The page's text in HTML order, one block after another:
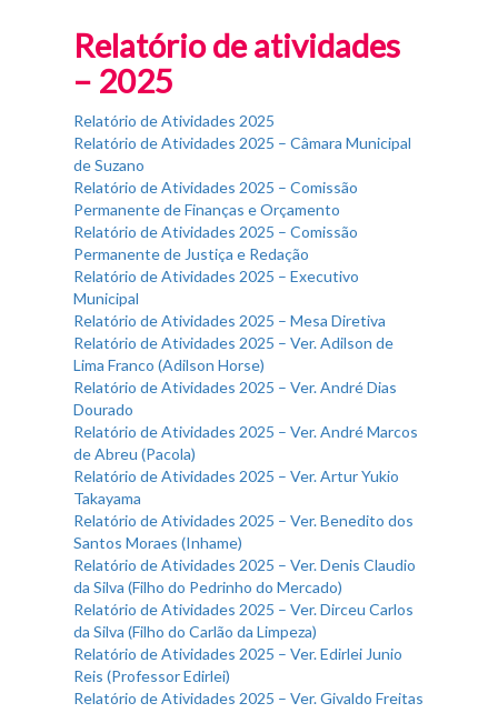
Relatório de atividades
– 2025
Relatório de Atividades 2025
Relatório de Atividades 2025 – Câmara Municipal
de Suzano
Relatório de Atividades 2025 – Comissão
Permanente de Finanças e Orçamento
Relatório de Atividades 2025 – Comissão
Permanente de Justiça e Redação
Relatório de Atividades 2025 – Executivo
Municipal
Relatório de Atividades 2025 – Mesa Diretiva
Relatório de Atividades 2025 – Ver. Adilson de
Lima Franco (Adilson Horse)
Relatório de Atividades 2025 – Ver. André Dias
Dourado
Relatório de Atividades 2025 – Ver. André Marcos
de Abreu (Pacola)
Relatório de Atividades 2025 – Ver. Artur Yukio
Takayama
Relatório de Atividades 2025 – Ver. Benedito dos
Santos Moraes (Inhame)
Relatório de Atividades 2025 – Ver. Denis Claudio
da Silva (Filho do Pedrinho do Mercado)
Relatório de Atividades 2025 – Ver. Dirceu Carlos
da Silva (Filho do Carlão da Limpeza)
Relatório de Atividades 2025 – Ver. Edirlei Junio
Reis (Professor Edirlei)
Relatório de Atividades 2025 – Ver. Givaldo Freitas